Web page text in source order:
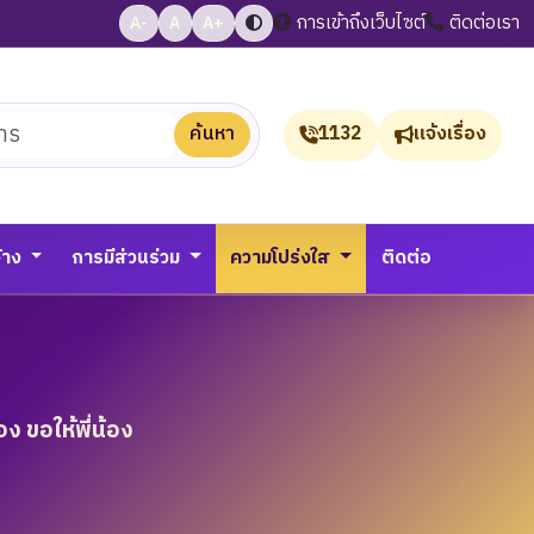
A- A A+ การเข้าถึงเว็บไซต์ ติดต่อเรา
ค้นหา 1132 แจ้งเรื่อง
ง การมีส่วนร่วม ความโปร่งใส ติดต่อ
ขอให้พี่น้อง